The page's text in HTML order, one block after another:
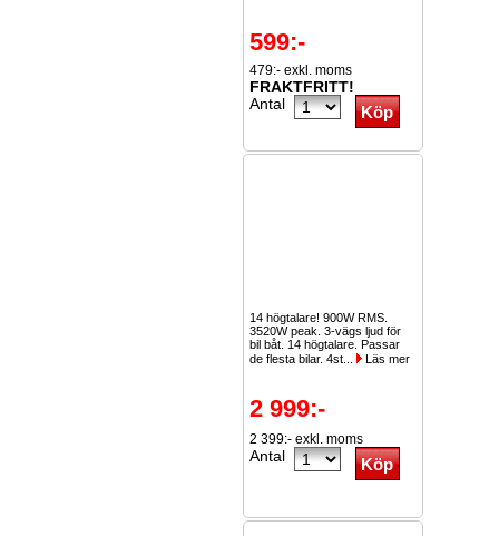
599:-
479:- exkl. moms
FRAKTFRITT!
Antal
14 högtalare! 900W RMS.
3520W peak. 3-vägs ljud för
bil båt. 14 högtalare. Passar
de flesta bilar. 4st...
Läs mer
2 999:-
2 399:- exkl. moms
Antal